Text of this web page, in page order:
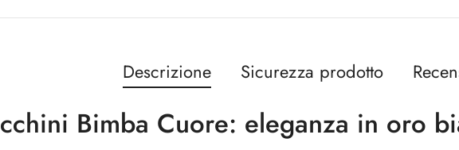
Descrizione Sicurezza prodotto
Bimba Cuore: eleganza in oro